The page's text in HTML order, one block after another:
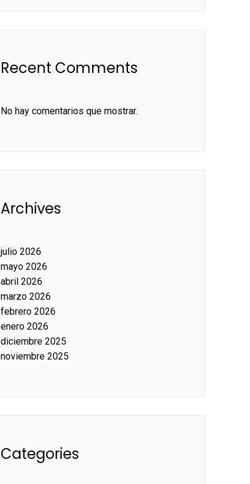
Recent Comments
No hay comentarios que mostrar.
Archives
julio 2026
mayo 2026
abril 2026
marzo 2026
febrero 2026
enero 2026
diciembre 2025
noviembre 2025
Categories